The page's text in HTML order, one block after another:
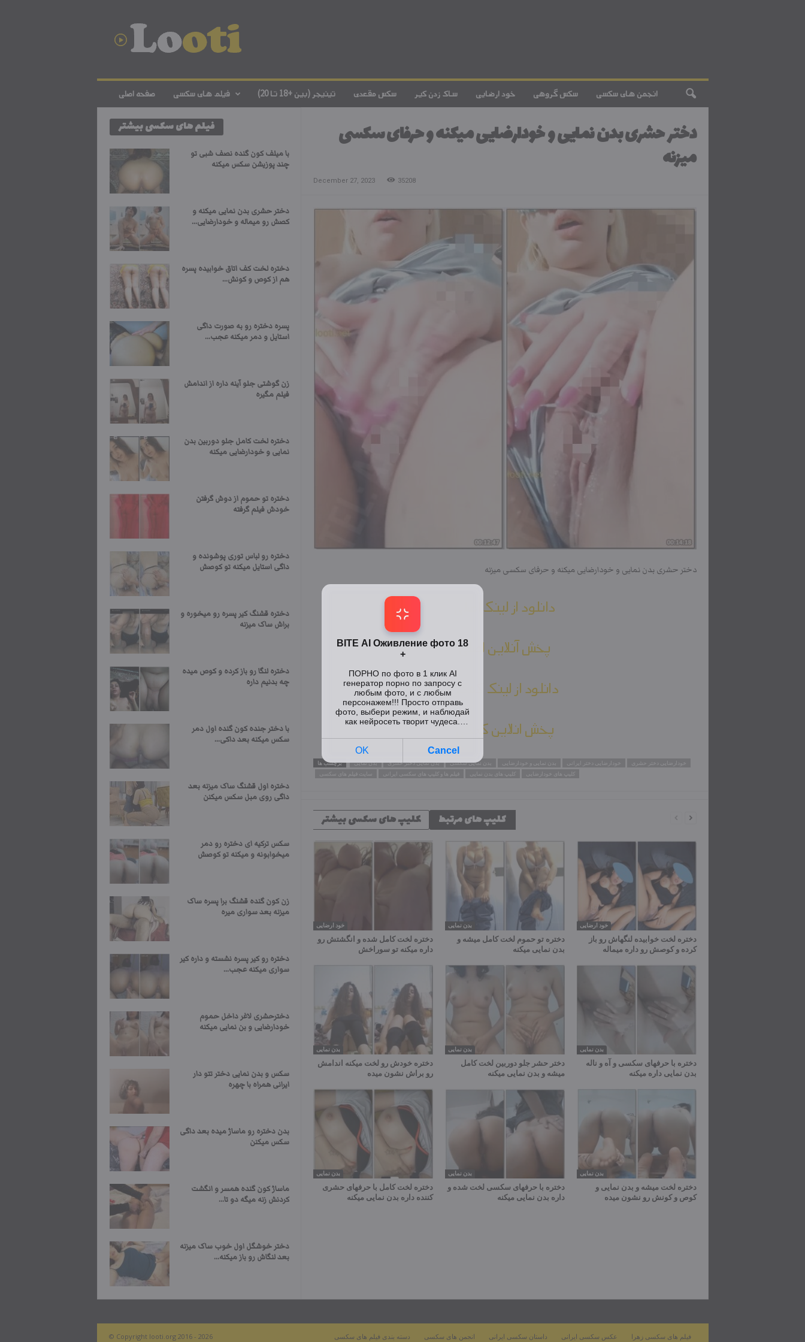
صفحه اصلی فیلم های سکسی تینیجر (بین +18 تا 20) سکس مقعدی ساک زدن کیر خود ارضایی سکس گروهی انجمن های سکسی
دختر حشری بدن نمایی و خودارضایی میکنه و حرفای سکسی
میزنه
December 27, 2023 35208
دختر حشری بدن نمایی و خودارضایی میکنه و حرفای سکسی میزنه
دانلود از لینک اصلی
پخش آنلاین اصلی
دانلود از لینک کمکی
پخش انلاین کمکی
برچسب ها بدن نمایی بدن نمایی دختر حشری بدن نمایی سکسی
کلیپ های مرتبط کلیپ های سکسی بیشتر
خود ارضایی
دختره لخت کامل شده و انگشتش رو
داره میکنه تو سوراخش
بدن نمایی
دختره تو حموم لخت کامل میشه و
بدن نمایی میکنه
خود ارضایی
دختره لخت خوابیده لنگهاش رو باز
کرده و کوصش رو داره میماله
بدن نمایی
دختره خودش رو لخت میکنه اندامش
رو براش نشون میده
بدن نمایی
دختر حشر جلو دوربین لخت کامل
میشه و بدن نمایی میکنه
بدن نمایی
دختره با حرفهای سکسی و آه و ناله
بدن نمایی داره میکنه
بدن نمایی
دختره لخت کامل با حرفهای حشری
کننده داره بدن نمایی میکنه
بدن نمایی
دختره با حرفهای سکسی لخت شده و
داره بدن نمایی میکنه
بدن نمایی
دختره لخت میشه و بدن نمایی و
کوص و کونش رو نشون میده
فیلم های سکسی بیشتر
با میلف کون گنده نصف شبی تو
چند پوزیشن سکس میکنه
دختر حشری بدن نمایی میکنه و
کصش رو میماله و خودارضایی...
دختره لخت کف اتاق خوابیده پسره
هم از کوص و کونش...
پسره دختره رو به صورت داگی
استایل و دمر میکنه عجب...
زن گوشتی جلو آینه داره از اندامش
فیلم مگیره
دختره لخت کامل جلو دوربین بدن
نمایی و خودارضایی میکنه
دختره تو حموم از دوش گرفتن
خودش فیلم گرفته
دختره رو لباس توری پوشونده و
داگی استایل میکنه تو کوصش
دختره قشنگ کیر پسره رو میخوره و
براش ساک میزنه
دختره لنگا رو باز کرده و کوص میده
چه بدنیم داره
با دختر جنده کون گنده اول دمر
سکس میکنه بعد داکی...
دختره اول قشنگ ساک میزنه بعد
داگی روی مبل سکس میکنن
سکس ترکیه ای دختره رو دمر
میخوابونه و میکنه تو کوصش
زن کون گنده قشنگ برا پسره ساک
میزنه بعد سواری میره
دختره رو کیر پسره نشسته و داره کیر
سواری میکنه عجب...
دخترحشری لاغر داخل حموم
خودارضایی و بن نمایی میکنه
سکس و بدن نمایی دختر تتو دار
ایرانی همراه با چهره
بدن دختره رو ماساژ میده بعد داگی
سکس میکنن
ماساژ کون گنده همسر و انگشت
کردنش زنه میگه دو تا...
دختر خوشگل اول خوب ساک میزنه
بعد لنگاش رو باز میکنه...
دسته بندی فیلم های سکسی انجمن های سکسی داستان سکسی ایرانی عکس سکسی ایرانی فیلم های سکسی زهرا © Copyright looti.org 2016 - 2026